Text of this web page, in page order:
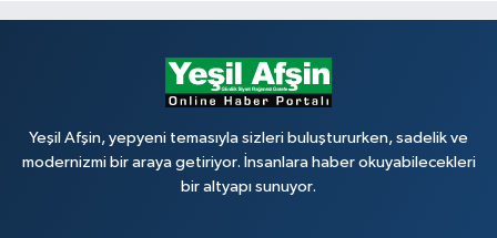
Yeşil Afşin, yepyeni temasıyla sizleri buluştururken, sadelik ve
modernizmi bir araya getiriyor. İnsanlara haber okuyabilecekleri
bir altyapı sunuyor.